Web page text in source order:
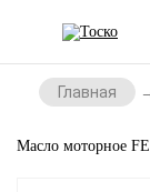
Главная
Масло моторное